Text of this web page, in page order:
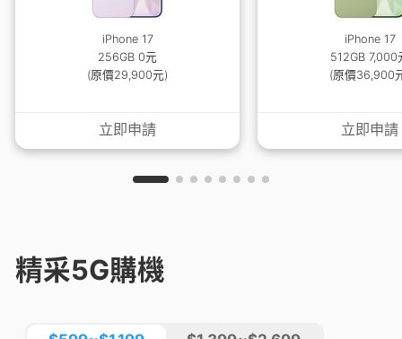
iPhone 17
256GB 0元
(原價29,900元)
立即申請
iPhone 17
512GB 7,000
(原價36,900
立即申請
精采5G購機